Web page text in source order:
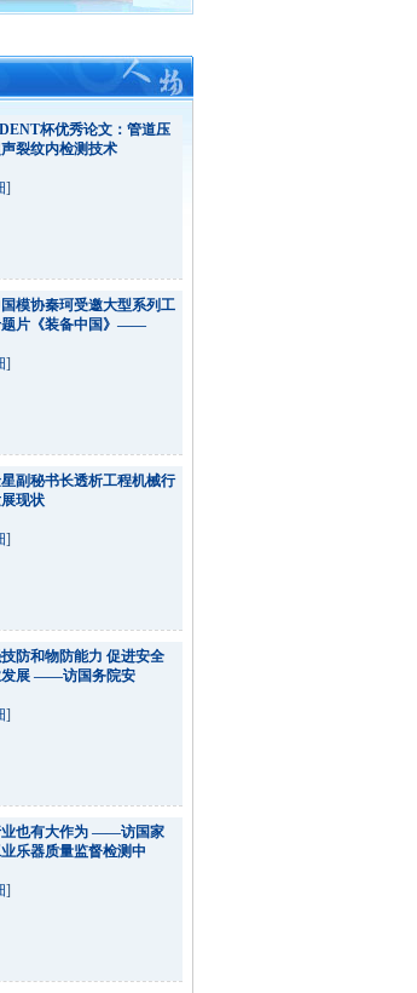
杯优秀论文：管道压
裂纹内检测技术
]
模协秦珂受邀大型系列工
题片《装备中国》——
]
副秘书长透析工程机械行
现状
]
防和物防能力 促进安全
发展 ——访国务院安
]
业也有大作为 ——访国家
乐器质量监督检测中
]